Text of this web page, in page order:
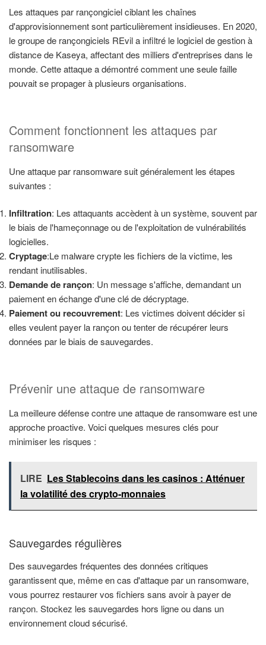
Les attaques par rançongiciel ciblant les chaînes
d'approvisionnement sont particulièrement insidieuses. En 2020,
le groupe de rançongiciels REvil a infiltré le logiciel de gestion à
distance de Kaseya, affectant des milliers d'entreprises dans le
monde. Cette attaque a démontré comment une seule faille
pouvait se propager à plusieurs organisations.
Comment fonctionnent les attaques par
ransomware
Une attaque par ransomware suit généralement les étapes
suivantes :
Infiltration: Les attaquants accèdent à un système, souvent par
le biais de l'hameçonnage ou de l'exploitation de vulnérabilités
logicielles.
Cryptage:Le malware crypte les fichiers de la victime, les
rendant inutilisables.
Demande de rançon: Un message s'affiche, demandant un
paiement en échange d'une clé de décryptage.
Paiement ou recouvrement: Les victimes doivent décider si
elles veulent payer la rançon ou tenter de récupérer leurs
données par le biais de sauvegardes.
Prévenir une attaque de ransomware
La meilleure défense contre une attaque de ransomware est une
approche proactive. Voici quelques mesures clés pour
minimiser les risques :
LIRE Les Stablecoins dans les casinos : Atténuer
la volatilité des crypto-monnaies
Sauvegardes régulières
Des sauvegardes fréquentes des données critiques
garantissent que, même en cas d'attaque par un ransomware,
vous pourrez restaurer vos fichiers sans avoir à payer de
rançon. Stockez les sauvegardes hors ligne ou dans un
environnement cloud sécurisé.